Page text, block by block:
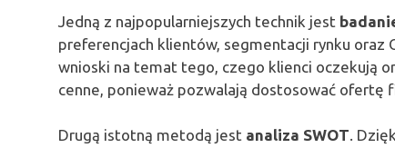
Jedną z najpopularniejszych technik jest
preferencjach klientów, segmentacji rynku oraz
wnioski na temat tego, czego klienci oczekują
cenne, ponieważ pozwalają dostosować ofertę
Drugą istotną metodą jest analiza SWOT.